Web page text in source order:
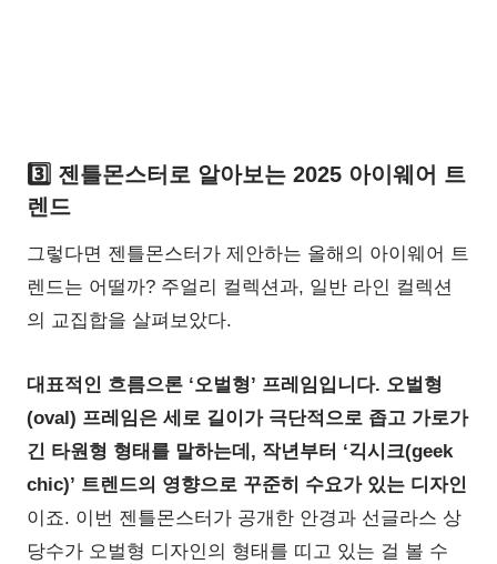
3️⃣ 젠틀몬스터로 알아보는 2025 아이웨어 트
렌드
그렇다면 젠틀몬스터가 제안하는 올해의 아이웨어 트
렌드는 어떨까? 주얼리 컬렉션과, 일반 라인 컬렉션
의 교집합을 살펴보았다.
대표적인 흐름으론 ‘오벌형’ 프레임입니다. 오벌형
(oval) 프레임은 세로 길이가 극단적으로 좁고 가로가
긴 타원형 형태를 말하는데, 작년부터 ‘긱시크(geek
chic)’ 트렌드의 영향으로 꾸준히 수요가 있는 디자인
이죠. 이번 젠틀몬스터가 공개한 안경과 선글라스 상
당수가 오벌형 디자인의 형태를 띠고 있는 걸 볼 수